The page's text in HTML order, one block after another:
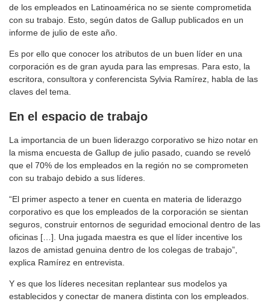
de los empleados en Latinoamérica no se siente comprometida
con su trabajo. Esto, según datos de Gallup publicados en un
informe de julio de este año.
Es por ello que conocer los atributos de un buen líder en una
corporación es de gran ayuda para las empresas. Para esto, la
escritora, consultora y conferencista Sylvia Ramírez, habla de las
claves del tema.
En el espacio de trabajo
La importancia de un buen liderazgo corporativo se hizo notar en
la misma encuesta de Gallup de julio pasado, cuando se reveló
que el 70% de los empleados en la región no se comprometen
con su trabajo debido a sus líderes.
“El primer aspecto a tener en cuenta en materia de liderazgo
corporativo es que los empleados de la corporación se sientan
seguros, construir entornos de seguridad emocional dentro de las
oficinas […]. Una jugada maestra es que el líder incentive los
lazos de amistad genuina dentro de los colegas de trabajo”,
explica Ramírez en entrevista.
Y es que los líderes necesitan replantear sus modelos ya
establecidos y conectar de manera distinta con los empleados.